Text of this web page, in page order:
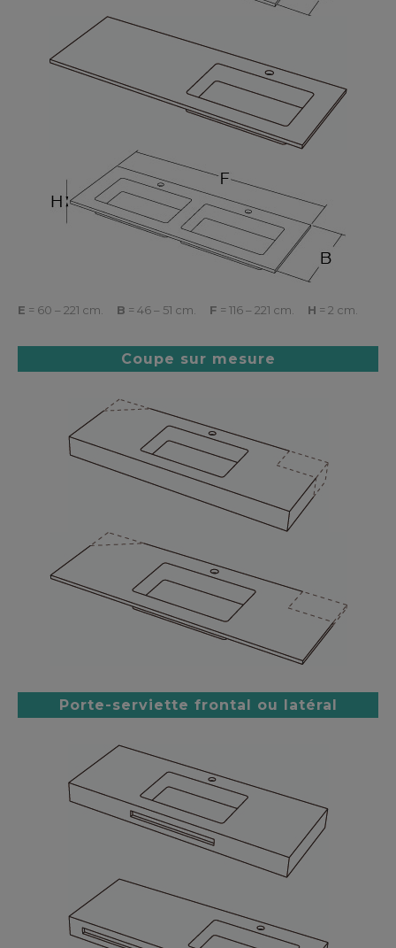
E = 60 – 221 cm. B = 46 – 51 cm. F = 116 – 221 cm. H = 2 cm.
Coupe sur mesure
Porte-serviette frontal ou latéral